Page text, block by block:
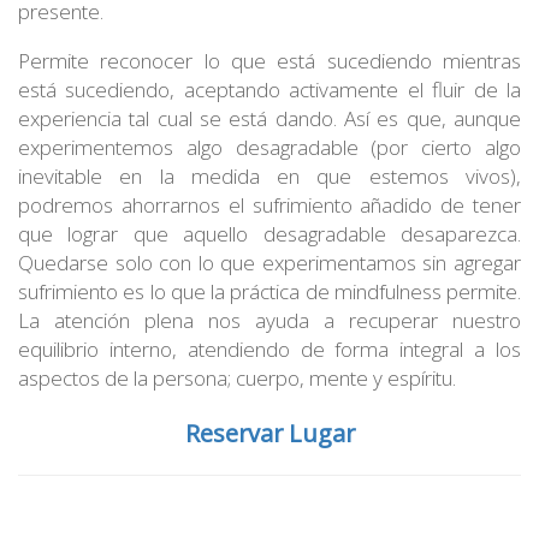
presente.
Permite reconocer lo que está sucediendo mientras
está sucediendo, aceptando activamente el fluir de la
experiencia tal cual se está dando. Así es que, aunque
experimentemos algo desagradable (por cierto algo
inevitable en la medida en que estemos vivos),
podremos ahorrarnos el sufrimiento añadido de tener
que lograr que aquello desagradable desaparezca.
Quedarse solo con lo que experimentamos sin agregar
sufrimiento es lo que la práctica de mindfulness permite.
La atención plena nos ayuda a recuperar nuestro
equilibrio interno, atendiendo de forma integral a los
aspectos de la persona; cuerpo, mente y espíritu.
Reservar Lugar